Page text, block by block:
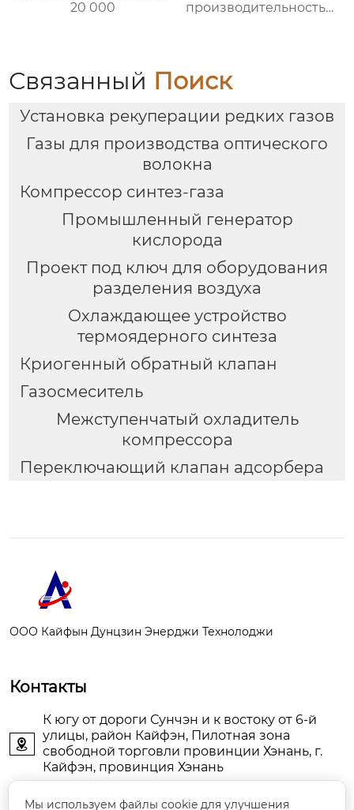
20 000
производительностью
Связанный Поиск
Установка рекуперации редких газов
Газы для производства оптического
волокна
Компрессор синтез-газа
Промышленный генератор
кислорода
Проект под ключ для оборудования
разделения воздуха
Охлаждающее устройство
термоядерного синтеза
Криогенный обратный клапан
Газосмеситель
Межступенчатый охладитель
компрессора
Переключающий клапан адсорбера
ООО Кайфын Дунцзин Энерджи Технолоджи
Контакты

К югу от дороги Сунчэн и к востоку от 6-й
улицы, район Кайфэн, Пилотная зона
свободной торговли провинции Хэнань, г.
Кайфэн, провинция Хэнань
 KFDJAIR@163.com
Мы используем файлы cookie для улучшения